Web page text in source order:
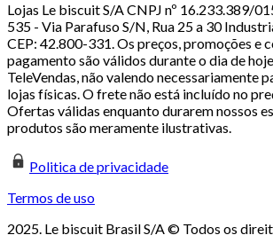
Lojas Le biscuit S/A CNPJ nº 16.233.389/
535 - Via Parafuso S/N, Rua 25 a 30
CEP: 42.800-331. Os preços, promoções e
pagamento são válidos durante o dia de
TeleVendas, não valendo necessariamente
lojas físicas. O frete não está incluído no
Ofertas válidas enquanto durarem nossos
produtos são meramente ilustrativas.
Politica de privacidade
Termos de uso
2025. Le biscuit Brasil S/A © Todos os